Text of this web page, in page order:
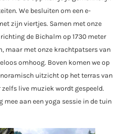
We besluiten om een e-
zijn viertjes. Samen met onze
de Bichalm op 1730 meter
maar met onze krachtpatsers van
omhoog. Boven komen we op
uitzicht op het terras van
live muziek wordt gespeeld.
mee aan een yoga sessie in de tuin